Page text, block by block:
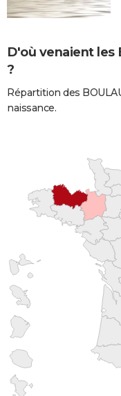
D'où venaient les
?
Répartition des
naissance.